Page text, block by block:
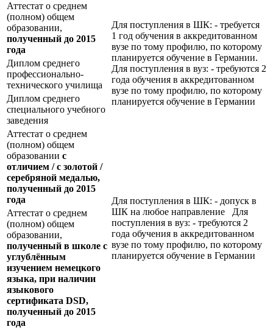
Аттестат о среднем
(полном) общем
образовании,
полученный до 2015
года
Для поступления в ШК: - требуется
1 год обучения в аккредитованном
вузе по тому профилю, по которому
планируется обучение в Германии.
Для поступления в вуз: - требуются 2
года обучения в аккредитованном
вузе по тому профилю, по которому
планируется обучение в Германии
Диплом среднего
профессионально-
технического училища
Диплом среднего
специального учебного
заведения
Аттестат о среднем
(полном) общем
образовании с
отличием / с золотой /
серебряной медалью,
полученный до 2015
года
Для поступления в ШК: - допуск в
ШК на любое направление Для
поступления в вуз: - требуются 2
года обучения в аккредитованном
вузе по тому профилю, по которому
планируется обучение в Германии
Аттестат о среднем
(полном) общем
образовании,
полученный в школе с
углублённым
изучением немецкого
языка, при наличии
языкового
сертификата DSD,
полученный до 2015
года